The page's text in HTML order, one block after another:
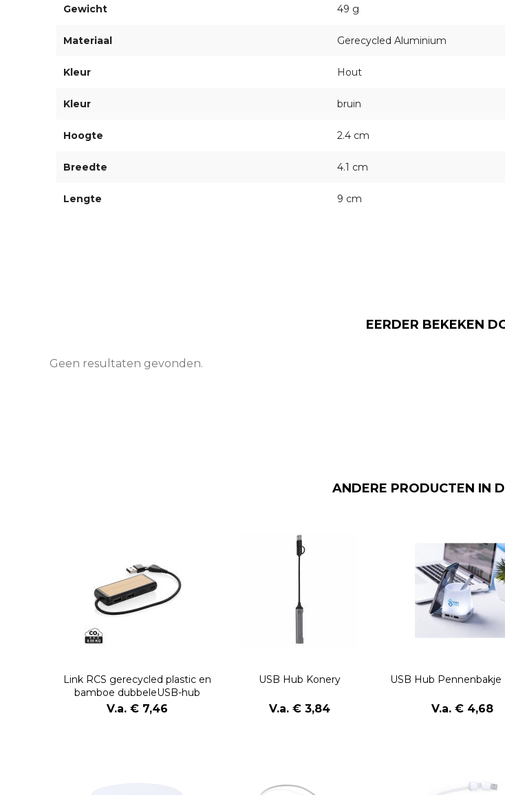
Gewicht 49 g
Materiaal Gerecycled Aluminium
Kleur Hout
Kleur bruin
Hoogte 2.4 cm
Breedte 4.1 cm
Lengte 9 cm
EERDER BEKEKEN
Geen resultaten gevonden.
ANDERE PRODUCTEN IN
Link RCS gerecycled plastic en
bamboe dubbeleUSB-hub
V.a. € 7,46
USB Hub Konery
V.a. € 3,84
USB Hub Pennenbakje
V.a. € 4,68